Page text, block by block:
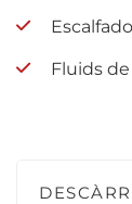
Fluids